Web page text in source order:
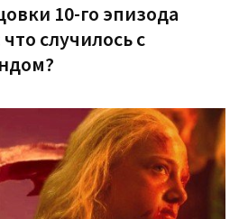
10-го эпизода
случилось с